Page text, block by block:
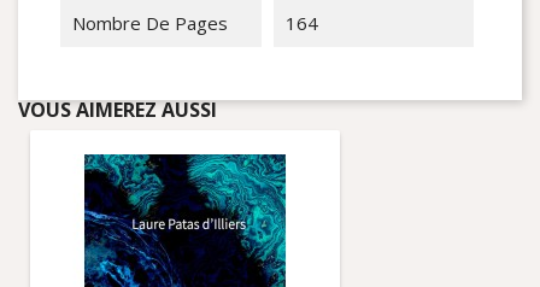
Nombre De Pages 164
VOUS AIMEREZ AUSSI